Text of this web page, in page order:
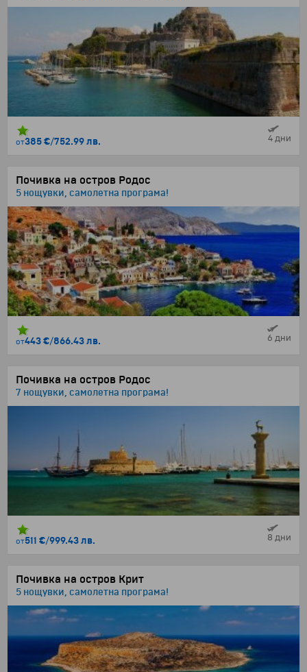
от385 €/752.99 лв. 4 дни
Почивка на остров Родос
5 нощувки, самолетна програма!
от443 €/866.43 лв. 6 дни
Почивка на остров Родос
7 нощувки, самолетна програма!
от511 €/999.43 лв. 8 дни
Почивка на остров Крит
5 нощувки, самолетна програма!